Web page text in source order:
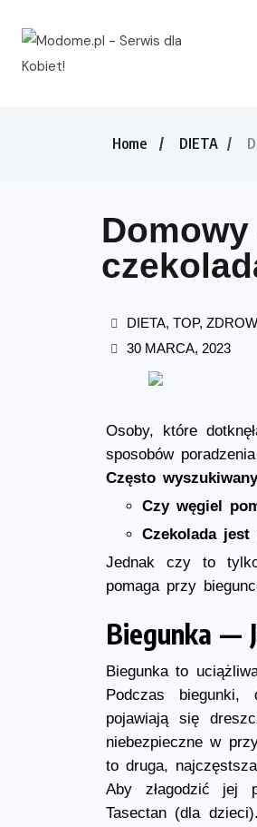
Home DIETA
DIETA, TOP,
30 MARCA, 2023
Osoby, które
sposobów
Często
Czy węgiel
Czekolada
Jednak czy to
pomaga przy
Biegunka —
Biegunka to
Podczas biegunki,
pojawiają się
niebezpieczne w
to druga,
Aby złagodzić jej
Tasectan (dla